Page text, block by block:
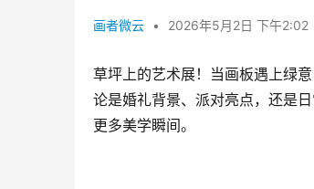
画者微云 • 2026年5月2日 下午2:02
草坪上的艺术展！当画板遇上绿
论是婚礼背景、派对亮点，还是
更多美学瞬间。